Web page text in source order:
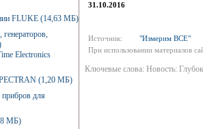
FLUKE (14,63 МБ)
генераторов,
Electronics
(1,20 МБ)
прибров для
МБ)
31.10.2016
Источник:
"Измерим ВСЕ"
При использовании материалов
Ключевые слова: Новость: